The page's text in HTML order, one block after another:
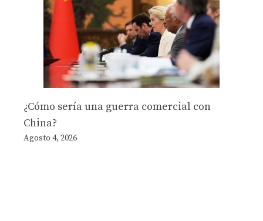
¿Cómo sería una guerra comercial con
China?
Agosto 4, 2026